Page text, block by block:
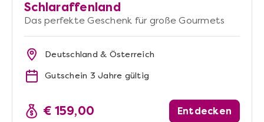
Schlaraffenland
Das perfekte Geschenk für große Gourmets
Deutschland & Österreich
Gutschein 3 Jahre gültig
€ 159,00 Entdecken